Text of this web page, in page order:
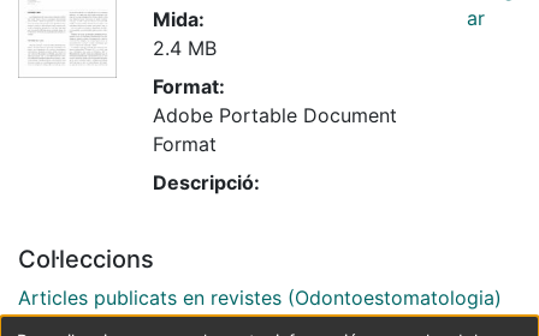
Mida:
2.4 MB
Format:
Adobe Portable Document
Format
Descripció:
ar
Col·leccions
Articles publicats en revistes (Odontoestomatologia)